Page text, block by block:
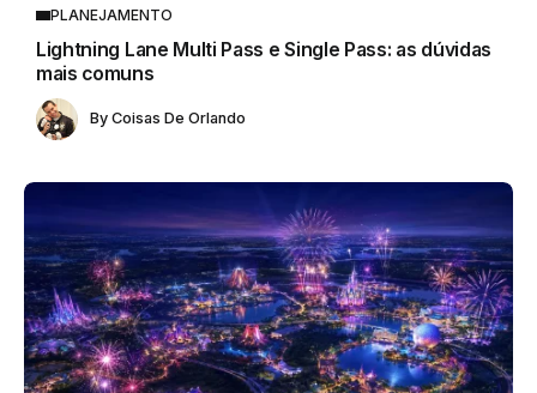
PLANEJAMENTO
Lightning Lane Multi Pass e Single Pass: as dúvidas
mais comuns
By Coisas De Orlando